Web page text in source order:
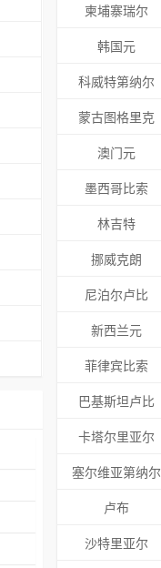
柬埔寨瑞尔
韩国元
科威特第纳尔
蒙古图格里克
澳门元
墨西哥比索
林吉特
挪威克朗
尼泊尔卢比
新西兰元
菲律宾比索
巴基斯坦卢比
卡塔尔里亚尔
塞尔维亚第纳尔
卢布
沙特里亚尔